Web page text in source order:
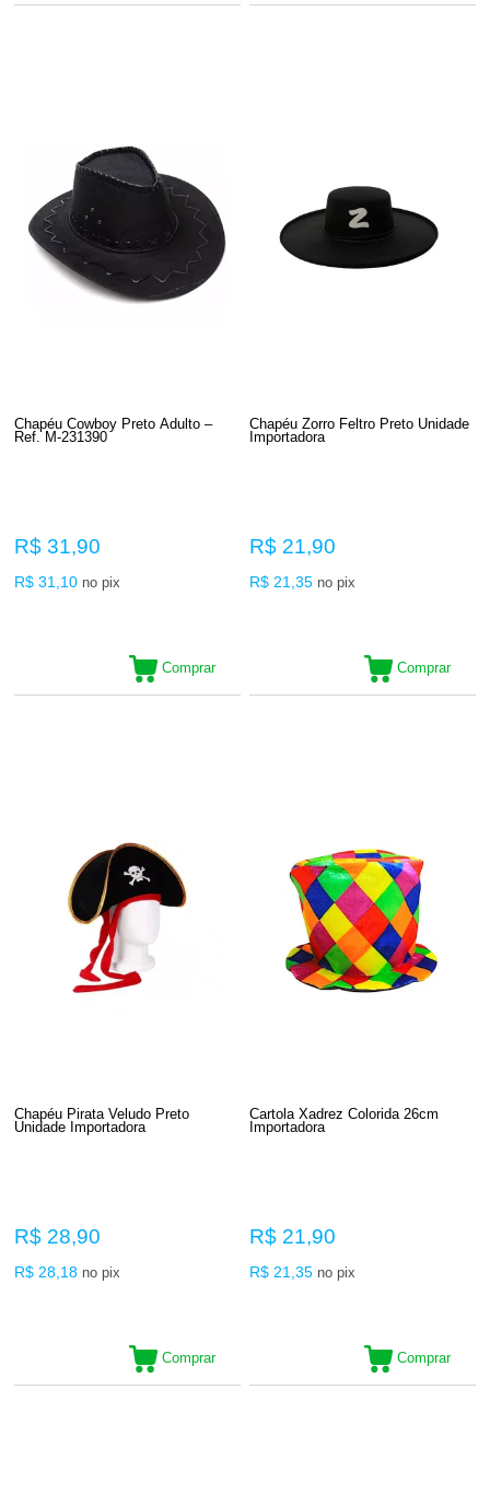
Chapéu Cowboy Preto Adulto –
Ref. M-231390
R$ 31,90
R$ 31,10 no pix
Comprar
Chapéu Zorro Feltro Preto Unidade
Importadora
R$ 21,90
R$ 21,35 no pix
Comprar
Chapéu Pirata Veludo Preto
Unidade Importadora
R$ 28,90
R$ 28,18 no pix
Comprar
Cartola Xadrez Colorida 26cm
Importadora
R$ 21,90
R$ 21,35 no pix
Comprar